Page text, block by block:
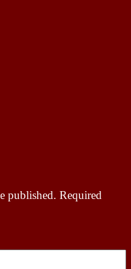
published. Required